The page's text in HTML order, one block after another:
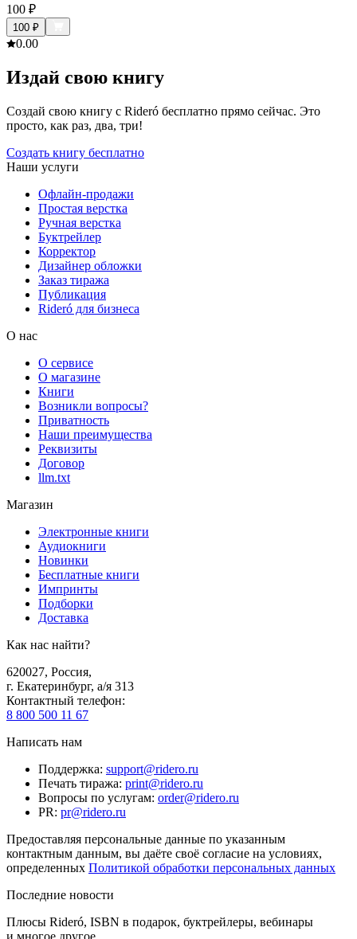
100 ₽
100 ₽
0.00
Издай свою книгу
Создай свою книгу с Rideró бесплатно прямо сейчас. Это
просто, как раз, два, три!
Создать книгу бесплатно
Наши услуги
Офлайн-продажи
Простая верстка
Ручная верстка
Буктрейлер
Корректор
Дизайнер обложки
Заказ тиража
Публикация
Rideró для бизнеса
О нас
О сервисе
О магазине
Книги
Возникли вопросы?
Приватность
Наши преимущества
Реквизиты
Договор
llm.txt
Магазин
Электронные книги
Аудиокниги
Новинки
Бесплатные книги
Импринты
Подборки
Доставка
Как нас найти?
620027, Россия,
г. Екатеринбург, а/я 313
Контактный телефон:
8 800 500 11 67
Написать нам
Поддержка: support@ridero.ru
Печать тиража: print@ridero.ru
Вопросы по услугам: order@ridero.ru
PR: pr@ridero.ru
Предоставляя персональные данные по указанным
контактным данным, вы даёте своё согласие на условиях,
определенных Политикой обработки персональных данных
Последние новости
Плюсы Rideró, ISBN в подарок, буктрейлеры, вебинары
и многое другое